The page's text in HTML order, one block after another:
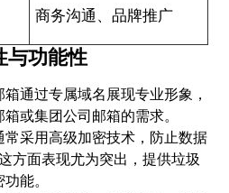
商务沟通、品牌推广
与功能性
箱通过专属域名展现专业形象，
或集团公司邮箱的需求。
常采用高级加密技术，防止数据
方面表现尤为突出，提供垃圾
能。